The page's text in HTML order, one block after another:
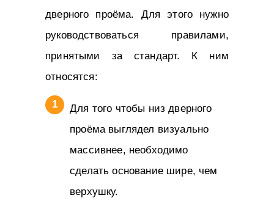
дверного проёма. Для этого нужно
руководствоваться правилами,
принятыми за стандарт. К ним
относятся:
Для того чтобы низ дверного
проёма выглядел визуально
массивнее, необходимо
сделать основание шире, чем
верхушку.